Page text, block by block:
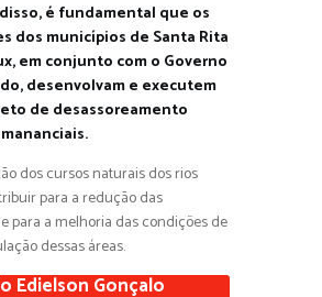
é fundamental que os
dos municípios de Santa Rita
em conjunto com o Governo
desenvolvam e executem
de desassoreamento
dos cursos naturais dos rios
para a redução das
para a melhoria das condições de
dessas áreas.
Edielson Gonçalo